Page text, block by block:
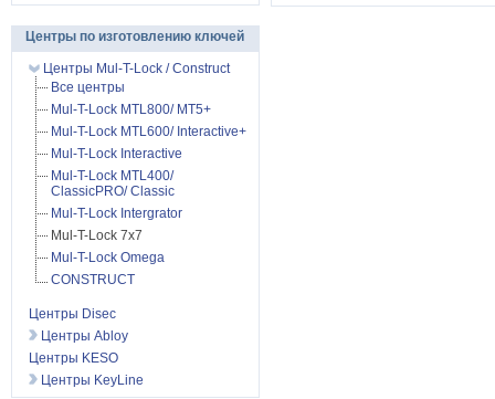
Центры по изготовлению ключей
Центры Mul-T-Lock / Construct
Все центры
Mul-T-Lock MTL800/ MT5+
Mul-T-Lock MTL600/ Interactive+
Mul-T-Lock Interactive
Mul-T-Lock MTL400/
ClassicPRO/ Classic
Mul-T-Lock Intergrator
Mul-T-Lock 7x7
Mul-T-Lock Omega
CONSTRUCT
Центры Disec
Центры Abloy
Центры KESO
Центры KeyLine